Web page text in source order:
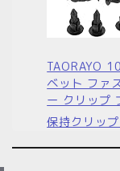
TAORAYO
ベット ファ
ー クリップ
保持クリッ